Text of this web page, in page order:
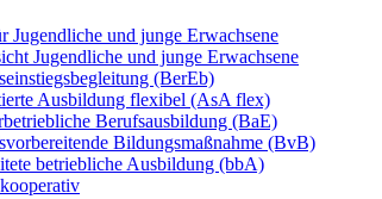
Jugendliche und junge Erwachsene
Jugendliche und junge Erwachsene
(BerEb)
Ausbildung flexibel (AsA flex)
Berufsausbildung (BaE)
Bildungsmaßnahme (BvB)
betriebliche Ausbildung (bbA)